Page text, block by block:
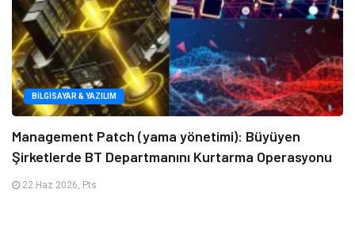
BILGISAYAR & YAZILIM
Management Patch (yama yönetimi): Büyüyen
Şirketlerde BT Departmanını Kurtarma Operasyonu
22 Haz 2026, Pts